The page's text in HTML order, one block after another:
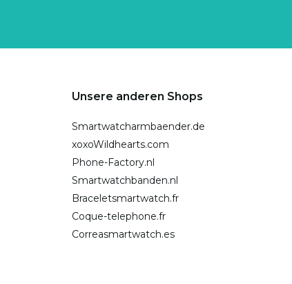
Unsere anderen Shops
Smartwatcharmbaender.de
xoxoWildhearts.com
Phone-Factory.nl
Smartwatchbanden.nl
Braceletsmartwatch.fr
Coque-telephone.fr
Correasmartwatch.es